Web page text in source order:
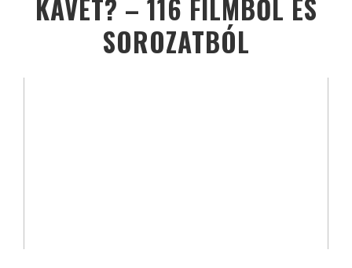
KÁVÉT? – 116 FILMBŐL ÉS
SOROZATBÓL